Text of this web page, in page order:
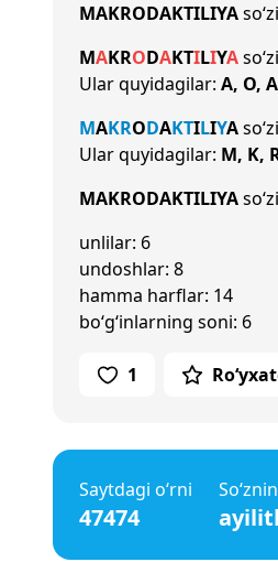
MAKRODAKTILIYA
MAKRODAKTILIYA
Ular quyidagilar: A, O,
MAKRODAKTILIYA
Ular quyidagilar: M, K,
MAKRODAKTILIYA
unlilar: 6
undoshlar: 8
hamma harflar: 14
bo‘g‘inlarning soni: 6
1
Saytdagi o‘rni
47474